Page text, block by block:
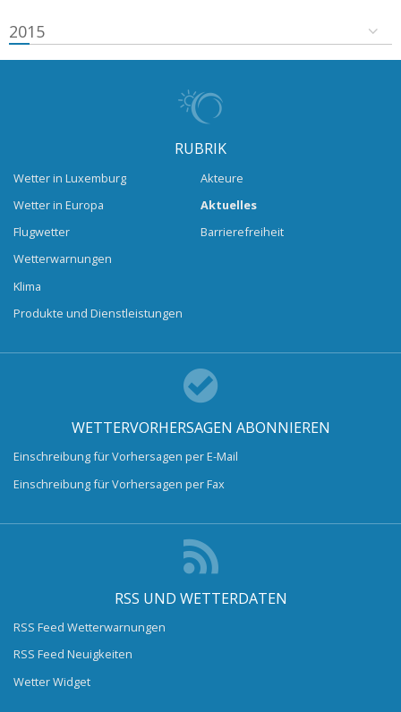
2015
RUBRIK
Wetter in Luxemburg
Wetter in Europa
Flugwetter
Wetterwarnungen
Klima
Produkte und Dienstleistungen
Akteure
Aktuelles
Barrierefreiheit
WETTERVORHERSAGEN ABONNIEREN
Einschreibung für Vorhersagen per E-Mail
Einschreibung für Vorhersagen per Fax
RSS UND WETTERDATEN
RSS Feed Wetterwarnungen
RSS Feed Neuigkeiten
Wetter Widget